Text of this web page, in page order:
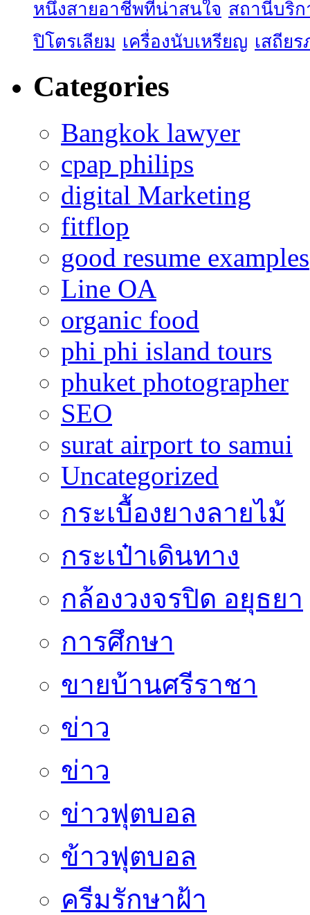
หนึ่งสายอาชีพที่น่าสนใจ สถานีบริ
ปิโตรเลียม เครื่องนับเหรียญ เสถีย
Categories
Bangkok lawyer
cpap philips
digital Marketing
fitflop
good resume examples
Line OA
organic food
phi phi island tours
phuket photographer
SEO
surat airport to samui
Uncategorized
กระเบื้องยางลายไม้
กระเป๋าเดินทาง
กล้องวงจรปิด อยุธยา
การศึกษา
ขายบ้านศรีราชา
ข่าว
ข่าว
ข่าวฟุตบอล
ข้าวฟุตบอล
ครีมรักษาฝ้า